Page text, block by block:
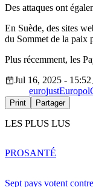
Des attaques ont
En Suède, des sites
du Sommet de la paix
Plus récemment, les
Jul 16, 2025 - 15:52
eurojustEuropol
Print Partager
LES PLUS LUS
Sept pays votent
PROSANTÉ